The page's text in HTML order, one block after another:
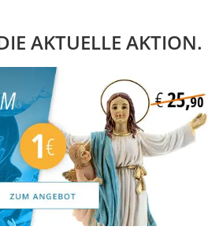
AKTUELLE AKTION.